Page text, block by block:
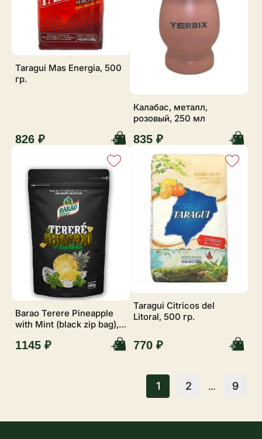
Taragui Mas Energia, 500
гр.
826 ₽
Калабас, металл,
розовый, 250 мл
835 ₽
Barao Terere Pineapple
with Mint (black zip bag),
1145 ₽
Taragui Citricos del
Litoral, 500 гр.
770 ₽
1 2 ... 9